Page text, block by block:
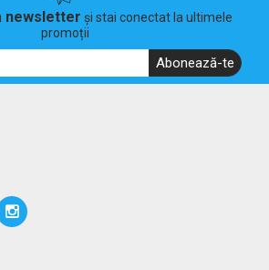
newsletter și stai conectat la ultimele
promoții
Abonează-te